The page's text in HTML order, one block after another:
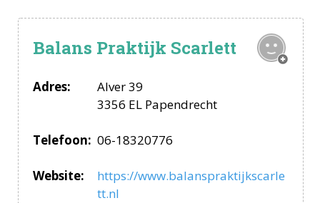
Balans Praktijk Scarlett
Adres:
Alver 39
3356 EL Papendrecht
Telefoon: 06-18320776
Website:
https://www.balanspraktijkscarle
tt.nl